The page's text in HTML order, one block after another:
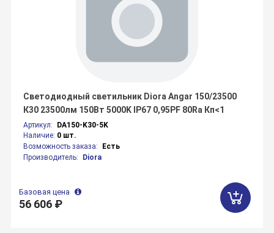
Артикул:
DA150-K30-5K
Наличие: 0 шт.
Возможность заказа:
Есть
Производитель:
Diora
Светодиодный светильник Diora Angar 150/23500
К30 23500лм 150Вт 5000K IP67 0,95PF 80Ra Кп<1
Базовая цена
56 606 ₽